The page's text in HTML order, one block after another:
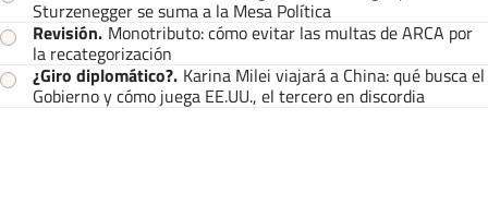
Sturzenegger se suma a la Mesa Política
Revisión. Monotributo: cómo evitar las multas de ARCA por
la recategorización
¿Giro diplomático?. Karina Milei viajará a China: qué busca el
Gobierno y cómo juega EE.UU., el tercero en discordia